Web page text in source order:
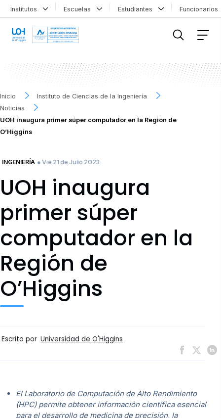
Institutos Escuelas Estudiantes
Inicio
Instituto de Ciencias de la Ingeniería
Noticias
UOH inaugura primer súper computador en la Región de
O’Higgins
INGENIERÍA ● Vie 21 de Julio 2023
UOH inaugura
primer súper
computador en la
Región de
O’Higgins
Escrito por Universidad de O'Higgins
El Laboratorio de Computación de Alto Rendimiento
(HPC) permite obtener información científica esencial
para el desarrollo de medicina de precisión, la